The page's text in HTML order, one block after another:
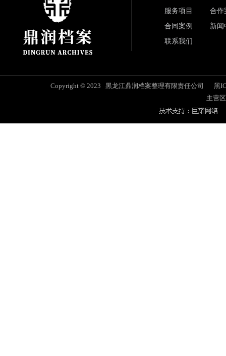
服务项目
合作
合同案例
新闻
联系我们
Copyright © 2023 黑龙江鼎润档案整理有限责任公司
黑
主营